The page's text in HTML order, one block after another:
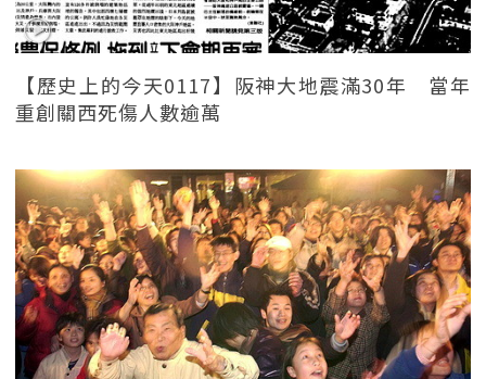
【歷史上的今天0117】阪神大地震滿30年 當年
重創關西死傷人數逾萬